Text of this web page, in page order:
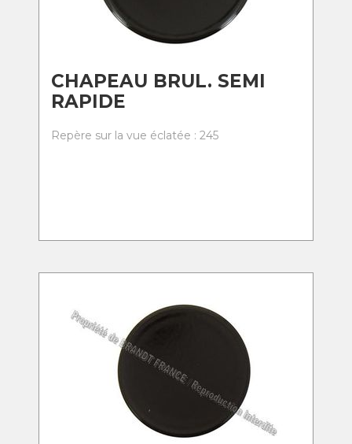
CHAPEAU BRUL. SEMI
RAPIDE
Repère sur la vue éclatée : 245